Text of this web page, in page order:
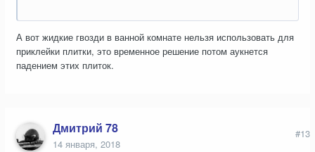
А вот жидкие гвозди в ванной комнате нельзя использовать для
приклейки плитки, это временное решение потом аукнется
падением этих плиток.
Дмитрий 78
14 января, 2018
#13